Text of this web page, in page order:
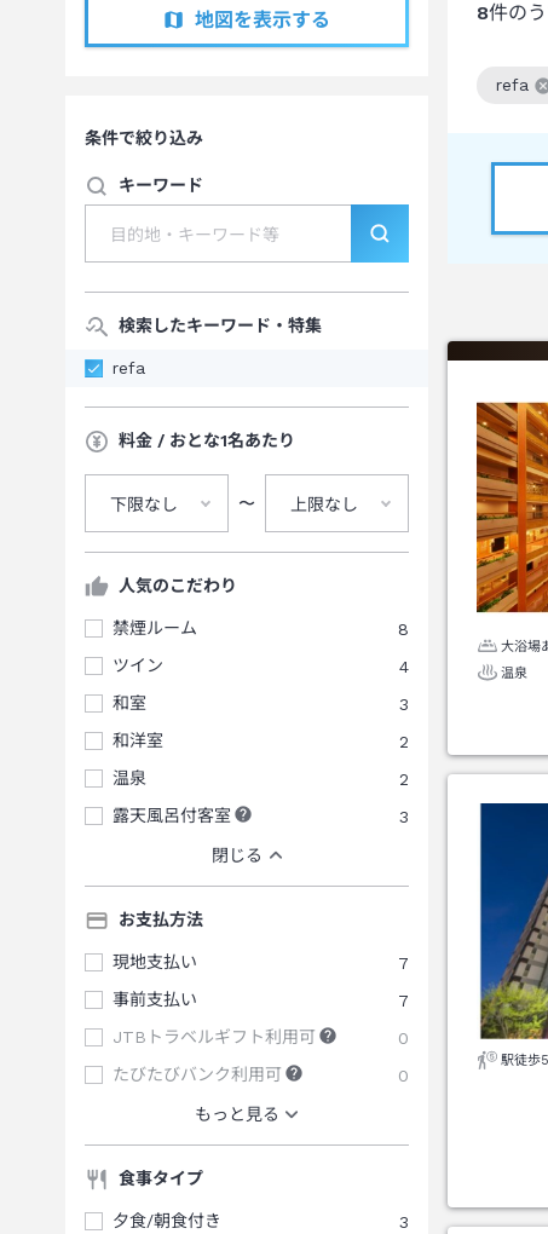
地図を表示する
条件で絞り込み
キーワード
検索したキーワード・特集
refa
料金 / おとな1名あたり
下限なし 〜 上限なし
人気のこだわり
禁煙ルーム
8
ツイン
4
和室
3
和洋室
2
温泉
2
露天風呂付客室
3
閉じる
お支払方法
現地支払い
7
事前支払い
7
JTBトラベルギフト利用可
0
たびたびバンク利用可
0
もっと見る
食事タイプ
夕食/朝食付き
3
8件のう
refa
この
大浴場
温泉
駅徒歩